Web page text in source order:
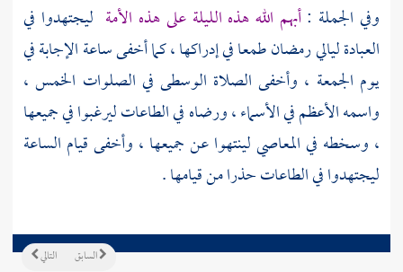
وفي الجملة :أبهم الله هذه الليلة على هذه الأمة ليجتهدوا في
العبادة ليالي رمضان طمعا في إدراكها ، كما أخفى ساعة الإجابة في
يوم الجمعة ، وأخفى الصلاة الوسطى في الصلوات الخمس ،
واسمه الأعظم في الأسماء ، ورضاه في الطاعات ليرغبوا في جميعها
، وسخطه في المعاصي لينتهوا عن جميعها ، وأخفى قيام الساعة
ليجتهدوا في الطاعات حذرا من قيامها .
التالي السابق